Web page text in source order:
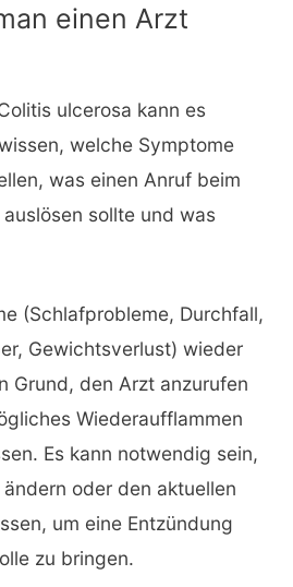
einen Arzt
ulcerosa kann es
welche Symptome
was einen Anruf beim
sollte und was
(Schlafprobleme, Durchfall,
Gewichtsverlust) wieder
Grund, den Arzt anzurufen
Wiederaufflammen
Es kann notwendig sein,
oder den aktuellen
um eine Entzündung
zu bringen.